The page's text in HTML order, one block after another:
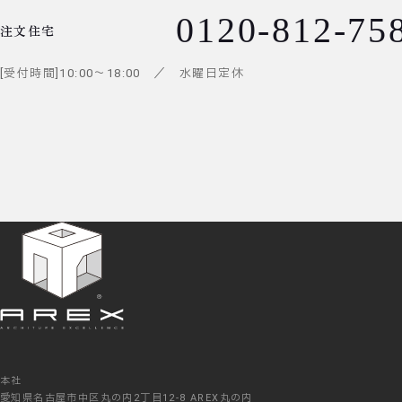
注文住宅 0120-812-
受付時間 10:00 ～ 18:00 ／ 水曜日定休
本社
愛知県名古屋市中区丸の内2丁目12-8 AREX丸の内